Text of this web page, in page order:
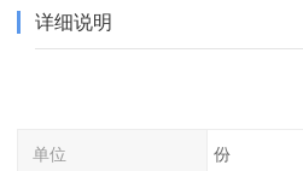
详细说明
单位 份